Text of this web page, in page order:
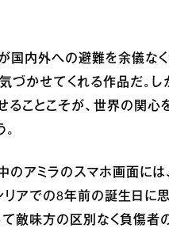
内外への避難を余儀なく
気づかせてくれる作品だ。
ることこそが、世界の関心
のアミラのスマホ画面には
リアでの8年前の誕生日に
て敵味方の区別なく負傷者